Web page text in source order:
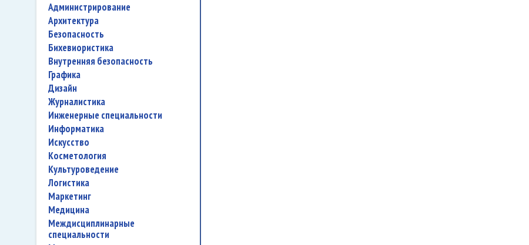
администрирование
архитектура
безопасность
бихевиористика
внутренняя безопасность
графика
дизайн
журналистика
инженерные специальности
информатика
искусство
косметология
культуроведение
логистика
маркетинг
медицина
междисциплинарные
специальности